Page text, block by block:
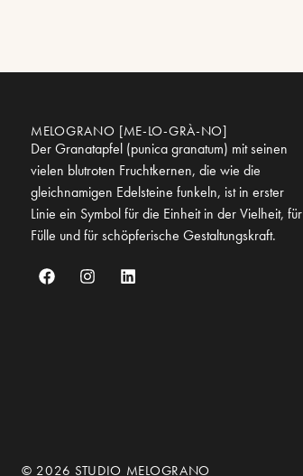
MELOGRANO [ME-LO-GRÀ-NO]
Der Granatapfel (punica granatum) mit seinen
vielen blutroten Fruchtkernen, die wie die
gleichnamigen Edelsteine funkeln, ist in erster
Linie ein Symbol für die Einheit in der Vielheit, für
Fülle und für schöpferische Gestaltungskraft.
© 2026 STUDIO MELOGRANO